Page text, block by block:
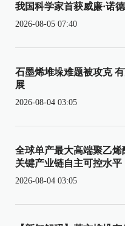
我国科学家首获威廉·诺
2026-08-05 07:40
石墨烯堆垛难题被攻克
展
2026-08-04 03:05
全球单产最大高端聚乙
关键产业链自主可控水平
2026-08-04 03:05